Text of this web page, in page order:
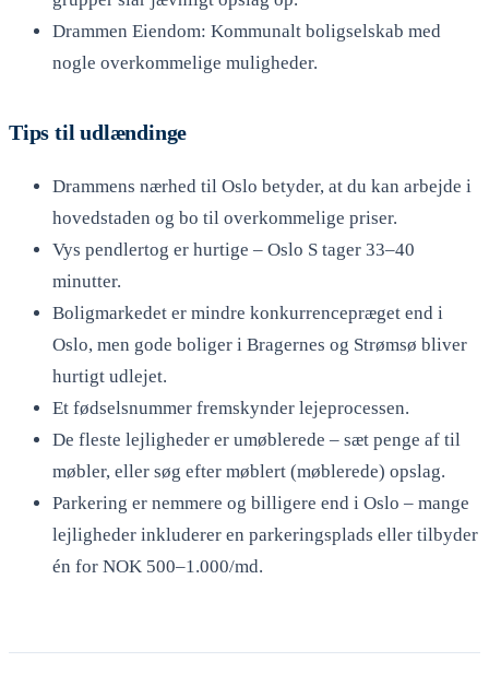
Drammen Eiendom: Kommunalt boligselskab med
nogle overkommelige muligheder.
Tips til udlændinge
Drammens nærhed til Oslo betyder, at du kan arbejde i
hovedstaden og bo til overkommelige priser.
Vys pendlertog er hurtige – Oslo S tager 33–40
minutter.
Boligmarkedet er mindre konkurrencepræget end i
Oslo, men gode boliger i Bragernes og Strømsø bliver
hurtigt udlejet.
Et fødselsnummer fremskynder lejeprocessen.
De fleste lejligheder er umøblerede – sæt penge af til
møbler, eller søg efter møblert (møblerede) opslag.
Parkering er nemmere og billigere end i Oslo – mange
lejligheder inkluderer en parkeringsplads eller tilbyder
én for NOK 500–1.000/md.